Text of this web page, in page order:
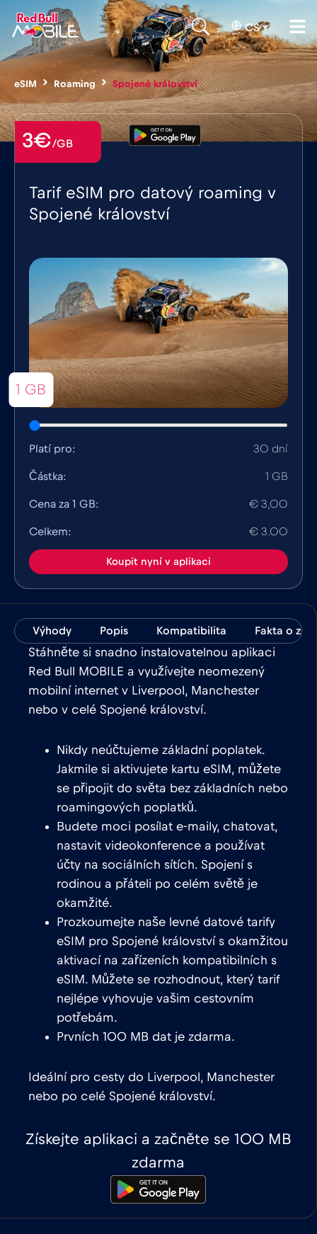
CS ▾
eSIM Roaming Spojené království
Tarif eSIM pro datový roaming v
Spojené království
3€/GB
1 GB
Platí pro: 30 dní
Částka: 1 GB
Cena za 1 GB: € 3,00
Celkem: € 3.00
Koupit nyní v aplikaci
Výhody Popis Kompatibilita Fakta o
Stáhněte si snadno instalovatelnou aplikaci
Red Bull MOBILE a využívejte neomezený
mobilní internet v Liverpool, Manchester
nebo v celé Spojené království.
Nikdy neúčtujeme základní poplatek.
Jakmile si aktivujete kartu eSIM, můžete
se připojit do světa bez základních nebo
roamingových poplatků.
Budete moci posílat e-maily, chatovat,
nastavit videokonference a používat
účty na sociálních sítích. Spojení s
rodinou a přáteli po celém světě je
okamžité.
Prozkoumejte naše levné datové tarify
eSIM pro Spojené království s okamžitou
aktivací na zařízeních kompatibilních s
eSIM. Můžete se rozhodnout, který tarif
nejlépe vyhovuje vašim cestovním
potřebám.
Prvních 100 MB dat je zdarma.
Ideální pro cesty do Liverpool, Manchester
nebo po celé Spojené království.
Získejte aplikaci a začněte se 100 MB
zdarma